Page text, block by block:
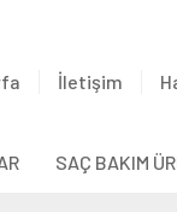
İletişim
SAÇ BAKIM